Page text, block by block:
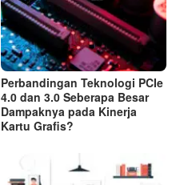
Perbandingan Teknologi PCIe
4.0 dan 3.0 Seberapa Besar
Dampaknya pada Kinerja
Kartu Grafis?